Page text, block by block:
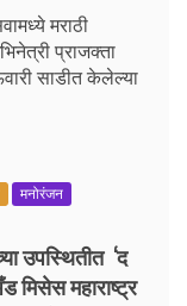
मराठी
प्राजक्ता
साडीत केलेल्या
मनोरंजन
उपस्थितीत ‘द
महाराष्ट्र